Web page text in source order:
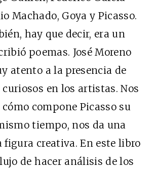
Machado, Goya y Picasso.
hay que decir, era un
poemas. José Moreno
atento a la presencia de
curiosos en los artistas. Nos
compone Picasso su
tiempo, nos da una
figura creativa. En este libro
de hacer análisis de los